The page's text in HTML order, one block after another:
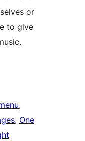
or
to give
, One